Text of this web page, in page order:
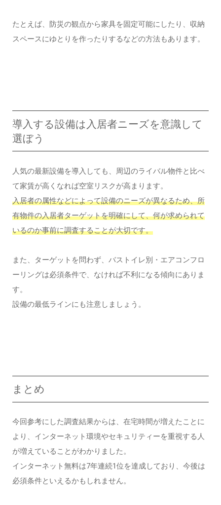
たとえば、防災の観点から家具を固定可能にしたり、収納
スペースにゆとりを作ったりするなどの方法もあります。
導入する設備は入居者ニーズを意識して
選ぼう
人気の最新設備を導入しても、周辺のライバル物件と比べ
て家賃が高くなれば空室リスクが高まります。
入居者の属性などによって設備のニーズが異なるため、所
有物件の入居者ターゲットを明確にして、何が求められて
いるのか事前に調査することが大切です。
また、ターゲットを問わず、バストイレ別・エアコンフロ
ーリングは必須条件で、なければ不利になる傾向にありま
す。
設備の最低ラインにも注意しましょう。
まとめ
今回参考にした調査結果からは、在宅時間が増えたことに
より、インターネット環境やセキュリティーを重視する人
が増えていることがわかりました。
インターネット無料は7年連続1位を達成しており、今後は
必須条件といえるかもしれません。